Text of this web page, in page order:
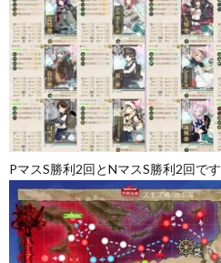
PマスS勝利2回とNマスS勝利2回です